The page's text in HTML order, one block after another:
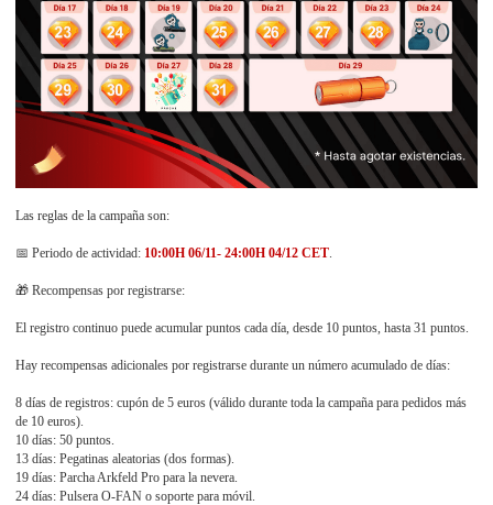
Las reglas de la campaña son:
📅 Periodo de actividad: 10:00H 06/11- 24:00H 04/12 CET.
🎁 Recompensas por registrarse:
El registro continuo puede acumular puntos cada día, desde 10 puntos, hasta 31 puntos.
Hay recompensas adicionales por registrarse durante un número acumulado de días:
8 días de registros: cupón de 5 euros (válido durante toda la campaña para pedidos más
de 10 euros).
10 días: 50 puntos.
13 días: Pegatinas aleatorias (dos formas).
19 días: Parcha Arkfeld Pro para la nevera.
24 días: Pulsera O-FAN o soporte para móvil.